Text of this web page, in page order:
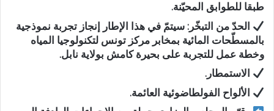
طبقا للطوابق المحيّنة.
الحدّ من التبخّر: سيتمّ في هذا الإطار إنجاز تجربة نموذجية
بالمسطّحات المائية بمخابر مركز تونس لتكنولوجيا المياه
وخطة عمل للتجربة على بحيرة كامش بولاية نابل.
الاستمطار.
الألواح الفولطاضوئية العائمة.